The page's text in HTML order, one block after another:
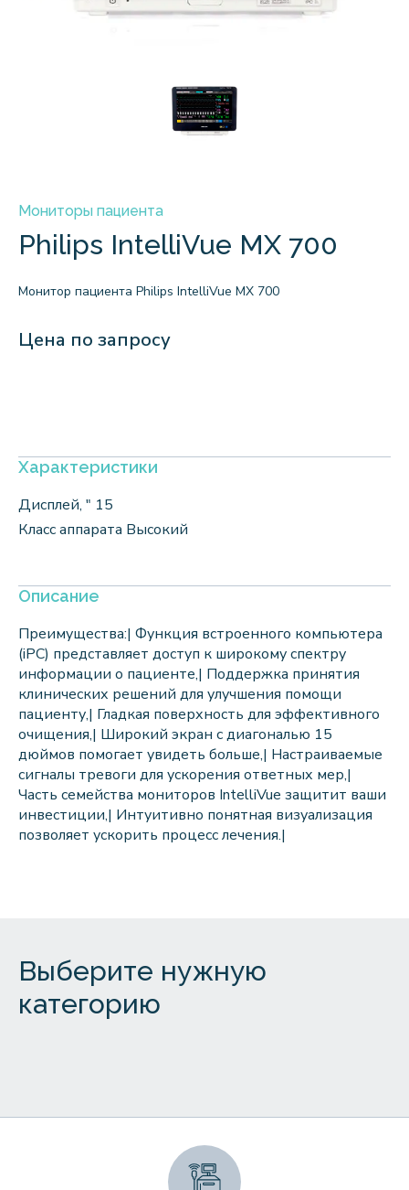
Мониторы пациента
Philips IntelliVue MX 700
Монитор пациента Philips IntelliVue MX 700
Цена по запросу
Характеристики
Дисплей, ″ 15
Класс аппарата Высокий
Описание
Преимущества:| Функция встроенного компьютера
(iPC) представляет доступ к широкому спектру
информации о пациенте,| Поддержка принятия
клинических решений для улучшения помощи
пациенту,| Гладкая поверхность для эффективного
очищения,| Широкий экран с диагональю 15
дюймов помогает увидеть больше,| Настраиваемые
сигналы тревоги для ускорения ответных мер,|
Часть семейства мониторов IntelliVue защитит ваши
инвестиции,| Интуитивно понятная визуализация
позволяет ускорить процесс лечения.|
Выберите нужную
категорию